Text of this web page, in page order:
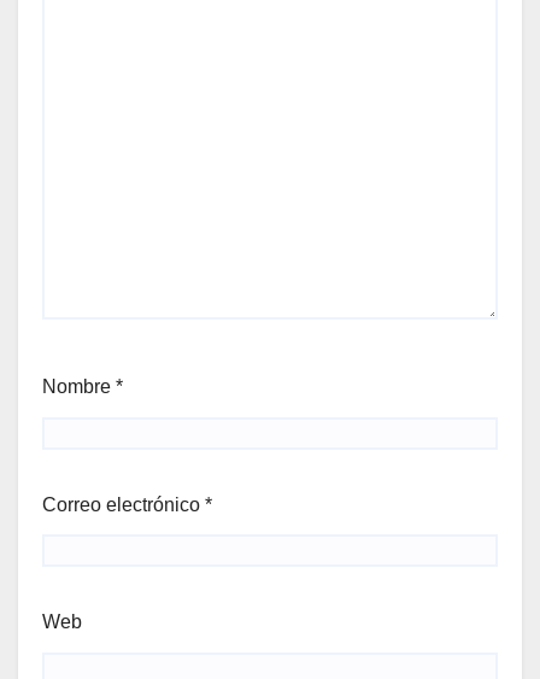
Nombre *
Correo electrónico *
Web